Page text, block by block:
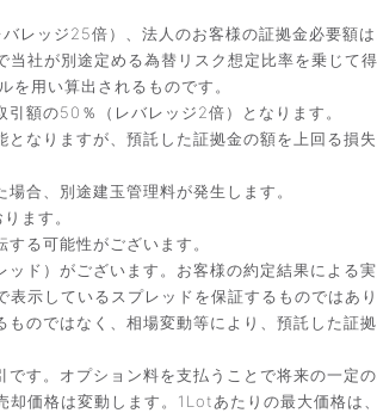
レッジ25倍）、法人のお客様の証拠金必要額
社が別途定める為替リスク想定比率を乗じて
用い算出されるものです。
額の50％（レバレッジ2倍）となります。
なりますが、預託した証拠金の額を上回る損
合、別途建玉管理料が発生します。
ます。
る可能性がございます。
ド）がございます。お客様の約定結果による
示しているスプレッドを保証するものではあり
のではなく、相場変動等により、預託した証
す。オプション料を支払うことで将来の一定の
価格は変動します。1Lotあたりの最大価格は